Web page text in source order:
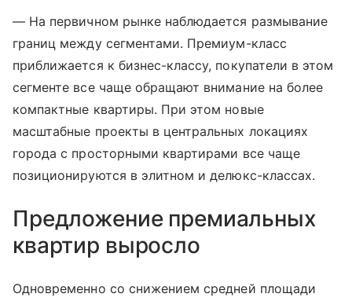
— На первичном рынке наблюдается размывание
границ между сегментами. Премиум-класс
приближается к бизнес-классу, покупатели в этом
сегменте все чаще обращают внимание на более
компактные квартиры. При этом новые
масштабные проекты в центральных локациях
города с просторными квартирами все чаще
позиционируются в элитном и делюкс-классах.
Предложение премиальных
квартир выросло
Одновременно со снижением средней площади